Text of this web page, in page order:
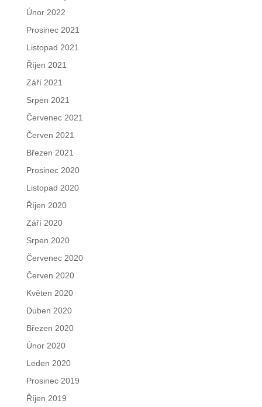
Únor 2022
Prosinec 2021
Listopad 2021
Říjen 2021
Září 2021
Srpen 2021
Červenec 2021
Červen 2021
Březen 2021
Prosinec 2020
Listopad 2020
Říjen 2020
Září 2020
Srpen 2020
Červenec 2020
Červen 2020
Květen 2020
Duben 2020
Březen 2020
Únor 2020
Leden 2020
Prosinec 2019
Říjen 2019